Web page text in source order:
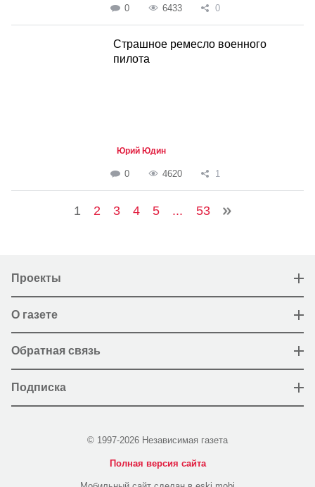
0 6433 0
Страшное ремесло военного
пилота
Юрий Юдин
0 4620 1
1 2 3 4 5 ... 53
Проекты
О газете
Обратная связь
Подписка
© 1997-2026 Независимая газета
Полная версия сайта